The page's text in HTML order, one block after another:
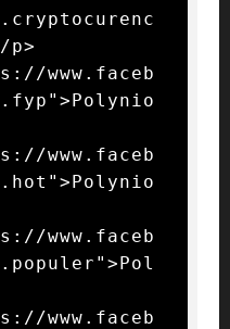
p>
www.faceb
www.faceb
www.faceb
www.faceb